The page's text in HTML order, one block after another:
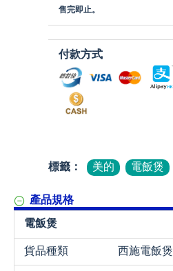
售完即止。
付款方式
標籤： 美的 電飯煲
產品規格
電飯煲
貨品種類
西施電飯煲